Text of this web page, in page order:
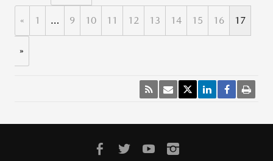
« 1 … 9 10 11 12 13 14 15 16 17
»